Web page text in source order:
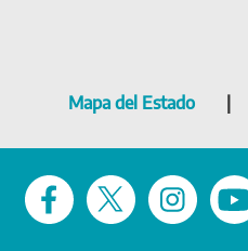
Mapa del Estado